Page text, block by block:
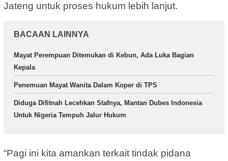
Jateng untuk proses hukum lebih lanjut.
BACAAN LAINNYA
Mayat Perempuan Ditemukan di Kebun, Ada Luka Bagian
Kepala
Penemuan Mayat Wanita Dalam Koper di TPS
Diduga Difitnah Lecehkan Stafnya, Mantan Dubes Indonesia
Untuk Nigeria Tempuh Jalur Hukum
“Pagi ini kita amankan terkait tindak pidana